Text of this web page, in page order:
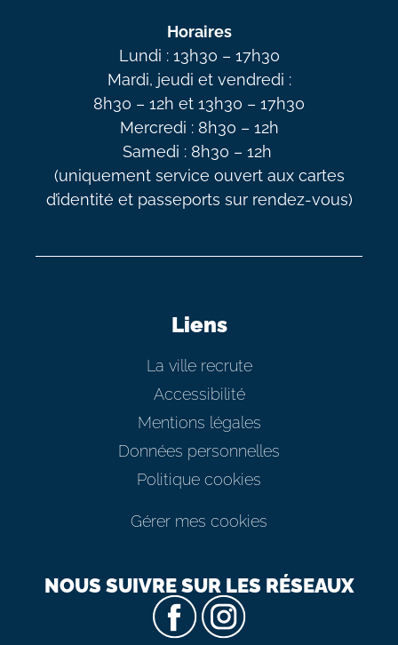
Horaires
Lundi : 13h30 – 17h30
Mardi, jeudi et vendredi :
8h30 – 12h et 13h30 – 17h30
Mercredi : 8h30 – 12h
Samedi : 8h30 – 12h
(uniquement service ouvert aux cartes
d’identité et passeports sur rendez-vous)
Liens
La ville recrute
Accessibilité
Mentions légales
Données personnelles
Politique cookies
Gérer mes cookies
NOUS SUIVRE SUR LES RÉSEAUX